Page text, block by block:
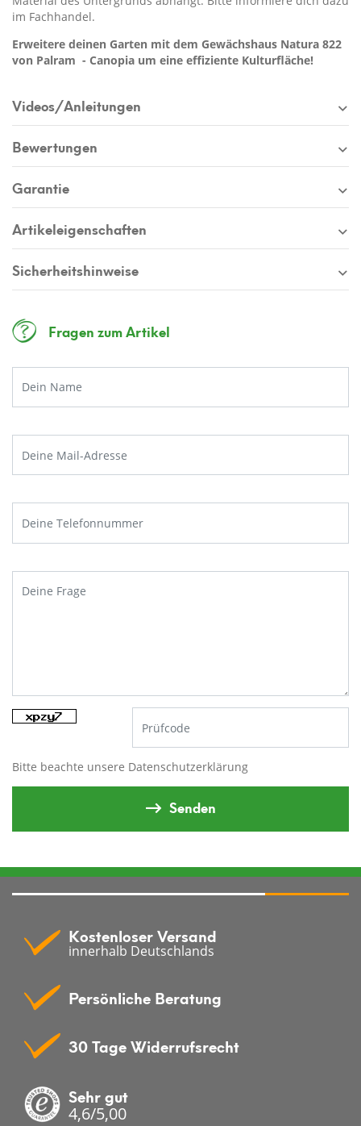
im Fachhandel.
Erweitere deinen Garten mit dem Gewächshaus Natura 822
von Palram - Canopia um eine effiziente Kulturfläche!
Videos/Anleitungen
Bewertungen
Garantie
Artikeleigenschaften
Sicherheitshinweise
Fragen zum Artikel
Bitte beachte unsere Datenschutzerklärung
Senden
Kostenloser Versand
innerhalb Deutschlands
Persönliche Beratung
30 Tage Widerrufsrecht
Sehr gut
4,6/5,00